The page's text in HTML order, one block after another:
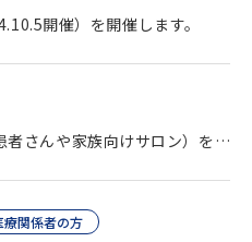
開催）を開催します。
家族向けサロン）を開催します。
療関係者の方